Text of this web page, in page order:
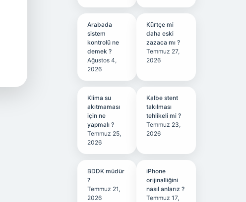
Arabada
sistem
kontrolü ne
demek ?
Ağustos 4,
2026
Kürtçe mi
daha eski
zazaca mı ?
Temmuz 27,
2026
Klima su
akıtmaması
için ne
yapmalı ?
Temmuz 25,
2026
Kalbe stent
takılması
tehlikeli mi ?
Temmuz 23,
2026
BDDK müdür
?
Temmuz 21,
2026
iPhone
orijinalliğini
nasıl anlarız ?
Temmuz 17,